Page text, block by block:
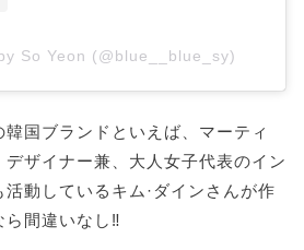
So Yeon (@blue__blue_sy)
国ブランドといえば、マーティ
デザイナー兼、大人女子代表のイン
動しているキム·ダインさんが作
ら間違いなし‼